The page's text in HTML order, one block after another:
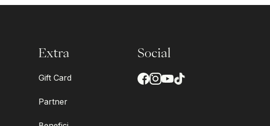
Extra
Gift Card
Partner
Social